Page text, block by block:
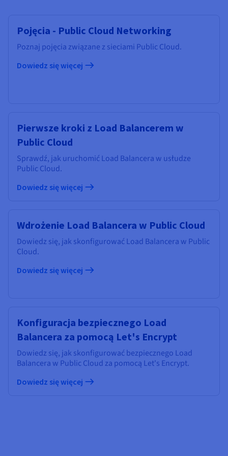
Pojęcia - Public Cloud Networking
Poznaj pojęcia związane z sieciami Public Cloud.
Dowiedz się więcej
Pierwsze kroki z Load Balancerem w
Public Cloud
Sprawdź, jak uruchomić Load Balancera w usłudze
Public Cloud.
Dowiedz się więcej
Wdrożenie Load Balancera w Public Cloud
Dowiedz się, jak skonfigurować Load Balancera w Public
Cloud.
Dowiedz się więcej
Konfiguracja bezpiecznego Load
Balancera za pomocą Let's Encrypt
Dowiedz się, jak skonfigurować bezpiecznego Load
Balancera w Public Cloud za pomocą Let's Encrypt.
Dowiedz się więcej